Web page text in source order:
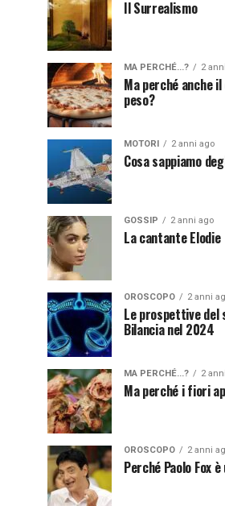
Il Surrealismo
MA PERCHÉ...? 2
Ma perché anche
peso?
MOTORI 2 anni ago
Cosa sappiamo
GOSSIP 2 anni ago
La cantante Elodie
OROSCOPO 2 anni
Le prospettive del
Bilancia nel 2024
MA PERCHÉ...? 2
Ma perché i fiori
OROSCOPO 2 anni
Perché Paolo Fox